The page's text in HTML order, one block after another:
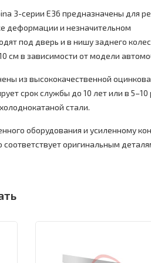
3-серии E36 предназначены для
деформации и незначительном
под дверь и в нишу заднего
см в зависимости от модели
из высококачественной
срок службы до 10 лет или в 5–10
стали.
оборудования и усиленному
соответствует оригинальным